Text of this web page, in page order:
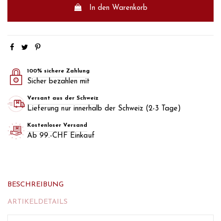
In den Warenkorb
100% sichere Zahlung
Sicher bezahlen mit
Versant aus der Schweiz
Lieferung nur innerhalb der Schweiz (2-3 Tage)
Kostenloser Versand
Ab 99.-CHF Einkauf
BESCHREIBUNG
ARTIKELDETAILS